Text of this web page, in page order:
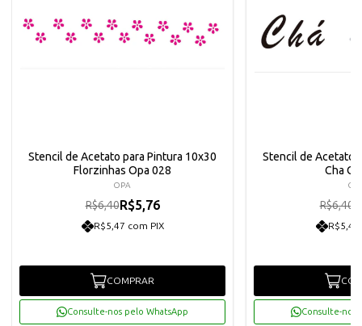
Stencil de Acetato para Pintura 10x30
Florzinhas Opa 028
OPA
R$6,40R$5,76
R$5,47 com PIX
COMPRAR
Consulte-nos pelo WhatsApp
Stencil de Acetato
Cha
R$6,40
R$5,47
Consulte-nos